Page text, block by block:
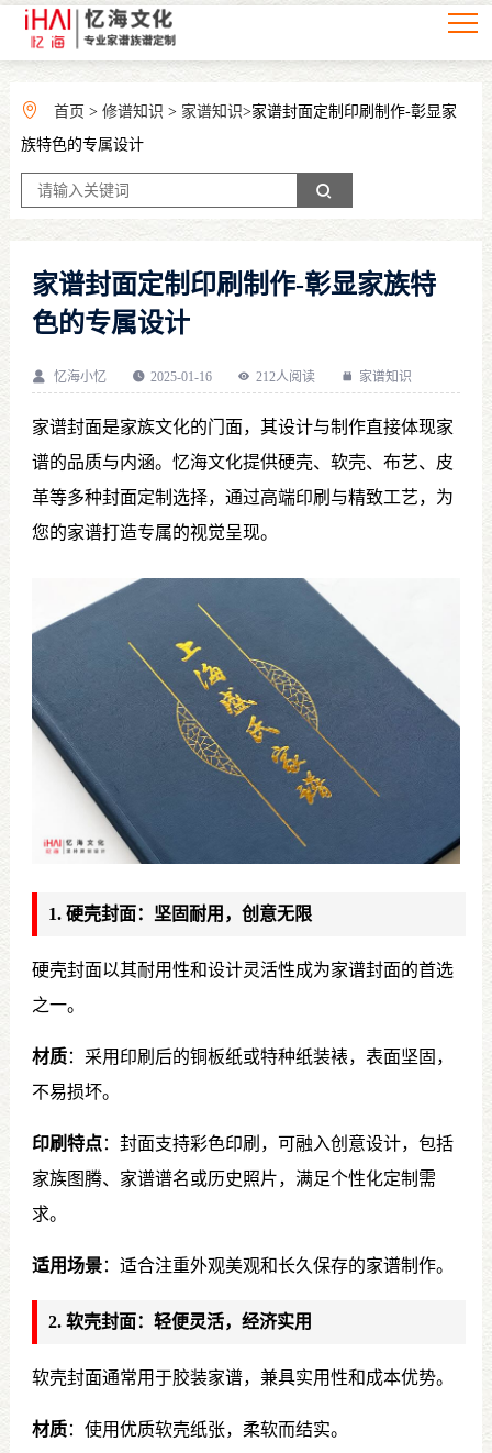
首页 > 修谱知识 > 家谱知识>家谱封面定制印刷制作-彰显家
族特色的专属设计
家谱封面定制印刷制作-彰显家族特
色的专属设计
忆海小忆 2025-01-16 212人阅读 家谱知识
家谱封面是家族文化的门面，其设计与制作直接体现家
谱的品质与内涵。忆海文化提供硬壳、软壳、布艺、皮
革等多种封面定制选择，通过高端印刷与精致工艺，为
您的家谱打造专属的视觉呈现。
1. 硬壳封面：坚固耐用，创意无限
硬壳封面以其耐用性和设计灵活性成为家谱封面的首选
之一。
材质：采用印刷后的铜板纸或特种纸装裱，表面坚固，
不易损坏。
印刷特点：封面支持彩色印刷，可融入创意设计，包括
家族图腾、家谱谱名或历史照片，满足个性化定制需
求。
适用场景：适合注重外观美观和长久保存的家谱制作。
2. 软壳封面：轻便灵活，经济实用
软壳封面通常用于胶装家谱，兼具实用性和成本优势。
材质：使用优质软壳纸张，柔软而结实。